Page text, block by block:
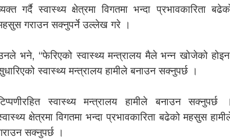
गर्दै स्वास्थ्य क्षेत्रमा विगतमा भन्दा प्रभावकारिता
गराउन सक्नुपर्ने उल्लेख गरे ।
भने, ‘‘फेरिएको स्वास्थ्य मन्त्रालय मैले भन्न खोजेको
स्वास्थ्य मन्त्रालय हामीले बनाउन सक्नुपर्छ ।
स्वास्थ्य मन्त्रालय हामीले बनाउन सक्नुपर्छ
क्षेत्रमा विगतमा भन्दा प्रभावकारिता बढेको महसुस
सक्नुपर्छ ।